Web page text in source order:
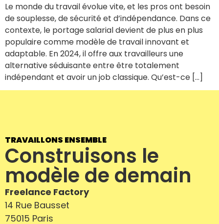
01.
Je trouve un
consultant
03. Portage salarial
04. Nos partenaires
05. Qui sommes-nous ?
Le monde du travail évolue vite, et les pros ont besoin
de souplesse, de sécurité et d’indépendance. Dans ce
contexte, le portage salarial devient de plus en plus
populaire comme modèle de travail innovant et
adaptable. En 2024, il offre aux travailleurs une
alternative séduisante entre être totalement
indépendant et avoir un job classique. Qu’est-ce […]
TRAVAILLONS ENSEMBLE
Construisons le
modèle de demain
Freelance Factory
14 Rue Bausset
75015 Paris